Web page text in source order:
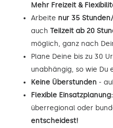
Mehr Freizeit &
Arbeite nur 35
auch Teilzeit ab 20
möglich, ganz nach
Plane Deine bis zu 30
unabhängig, so wie Du
Keine Überstunden -
Flexible Einsatzplanung:
überregional oder
entscheidest!